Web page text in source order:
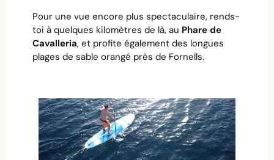
Pour une vue encore plus spectaculaire, rends-
toi à quelques kilomètres de là, au Phare de
Cavalleria, et profite également des longues
plages de sable orangé près de Fornells.